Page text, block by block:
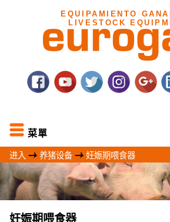
EQUIPAMIENTO
LIVESTOCK
菜單
进入 养猪设备 妊娠期喂食器
妊娠期喂食器